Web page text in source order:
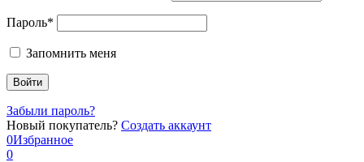
Пароль*
Запомнить меня
Забыли пароль?
Новый покупатель? Создать аккаунт
0Избранное
0